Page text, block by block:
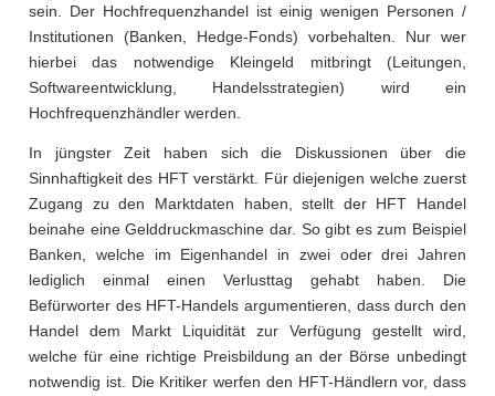
sein. Der Hochfrequenzhandel ist einig wenigen Personen /
Institutionen (Banken, Hedge-Fonds) vorbehalten. Nur wer
hierbei das notwendige Kleingeld mitbringt (Leitungen,
Softwareentwicklung, Handelsstrategien) wird ein
Hochfrequenzhändler werden.
In jüngster Zeit haben sich die Diskussionen über die
Sinnhaftigkeit des HFT verstärkt. Für diejenigen welche zuerst
Zugang zu den Marktdaten haben, stellt der HFT Handel
beinahe eine Gelddruckmaschine dar. So gibt es zum Beispiel
Banken, welche im Eigenhandel in zwei oder drei Jahren
lediglich einmal einen Verlusttag gehabt haben. Die
Befürworter des HFT-Handels argumentieren, dass durch den
Handel dem Markt Liquidität zur Verfügung gestellt wird,
welche für eine richtige Preisbildung an der Börse unbedingt
notwendig ist. Die Kritiker werfen den HFT-Händlern vor, dass